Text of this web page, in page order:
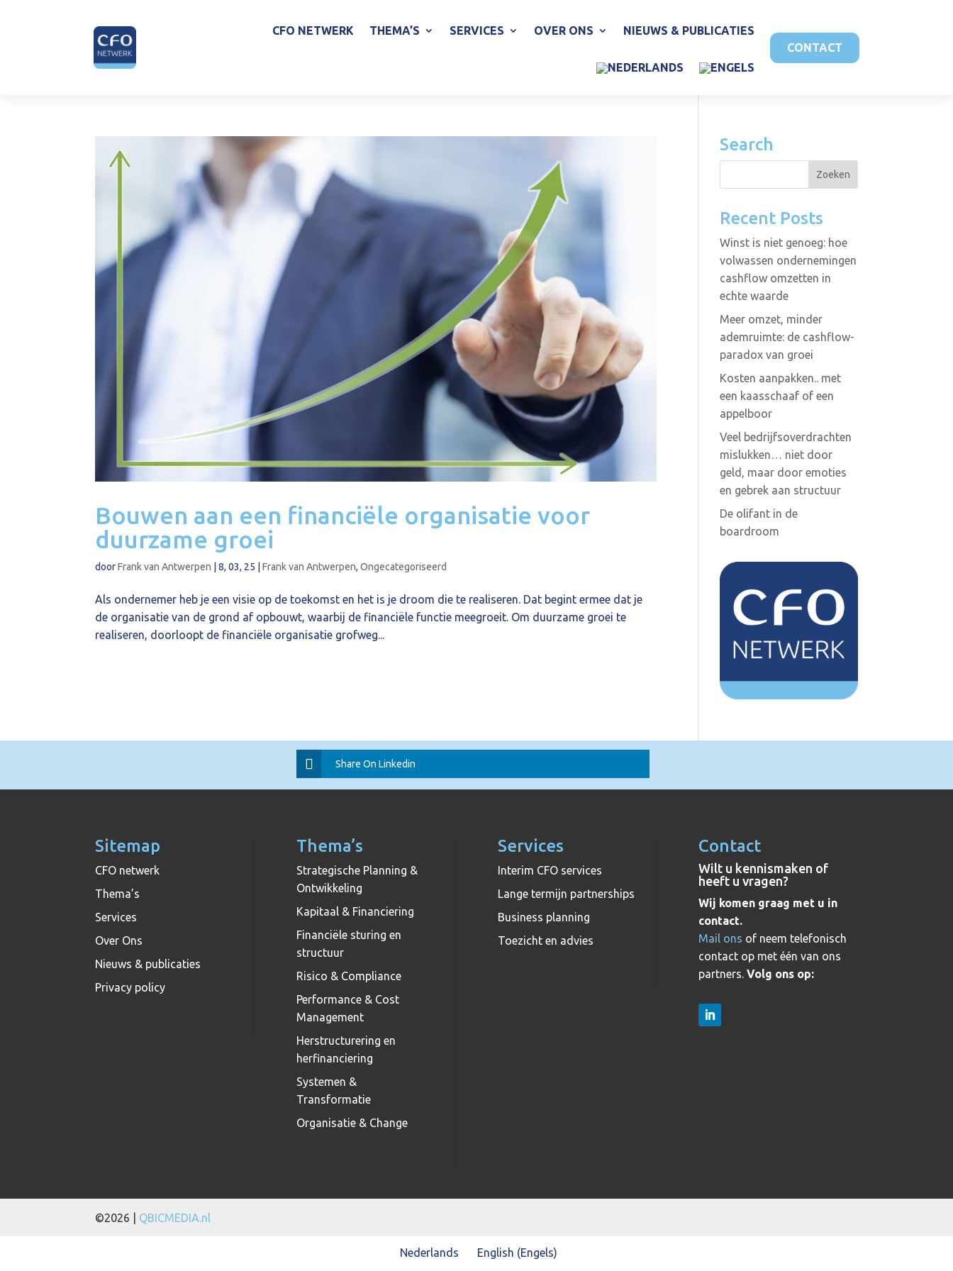
CFO NETWERK THEMA’S SERVICES OVER ONS
NIEUWS & PUBLICATIES
CONTACT
Bouwen aan een financiële organisatie voor
duurzame groei
doorFrank van Antwerpen |8, 03, 25 |Frank van Antwerpen,Ongecategoriseerd
Als ondernemer heb je een visie op de toekomst en het is je droom die te realiseren. Dat begint ermee dat je
de organisatie van de grond af opbouwt, waarbij de financiële functie meegroeit. Om duurzame groei te
realiseren, doorloopt de financiële organisatie grofweg...
Search
Recent Posts
Winst is niet genoeg: hoe
volwassen ondernemingen
cashflow omzetten in
echte waarde
Meer omzet, minder
ademruimte: de cashflow-
paradox van groei
Kosten aanpakken.. met
een kaasschaaf of een
appelboor
Veel bedrijfsoverdrachten
mislukken… niet door
geld, maar door emoties
en gebrek aan structuur
De olifant in de
boardroom
Share On Linkedin
Sitemap
CFO netwerk
Thema’s
Services
Over Ons
Nieuws & publicaties
Privacy policy
Thema’s
Strategische Planning &
Ontwikkeling
Kapitaal & Financiering
Financiële sturing en
structuur
Risico & Compliance
Performance & Cost
Management
Herstructurering en
herfinanciering
Systemen &
Transformatie
Organisatie & Change
Services
Interim CFO services
Lange termijn partnerships
Business planning
Toezicht en advies
Contact
Wilt u kennismaken of
heeft u vragen?
Wij komen graag met u in
contact.
Mail ons of neem telefonisch
contact op met één van ons
partners.Volg ons op:
©2026 | QBICMEDIA.nl
Nederlands English (Engels)